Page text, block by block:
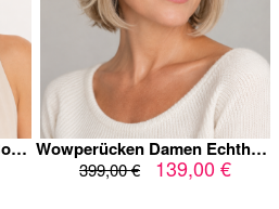
Beige Blonde Lace Front Bob Echthaarperücke mit dunklem Ansatz – 10 Zoll Wowperücken Damen Echthaar-Perücke Bob mit Pony - 10 Zoll (25 cm) Stufenschnitt | Aschblond Highlights
399,00 € 139,00 €